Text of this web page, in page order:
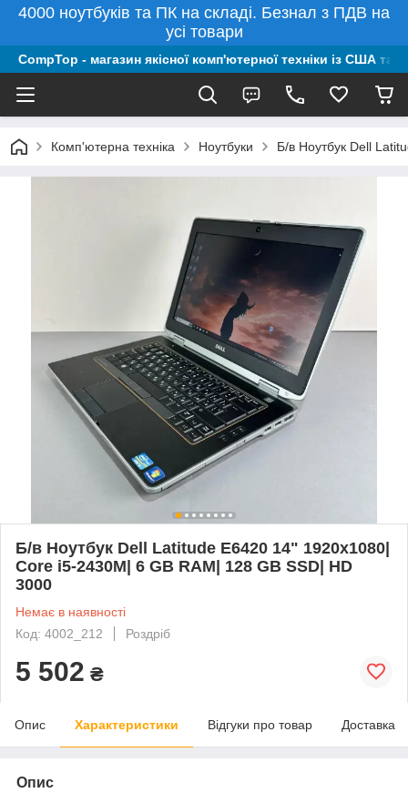
4000 ноутбуків та ПК на складі. Безнал з ПДВ на
усі товари
CompTop - магазин якісної комп'ютерної техніки із США та
Комп'ютерна техніка Ноутбуки Б/в Ноутбук Dell
Б/в Ноутбук Dell Latitude E6420 14" 1920x1080|
Core i5-2430M| 6 GB RAM| 128 GB SSD| HD
3000
Немає в наявності
Код: 4002_212
Роздріб
5 502 ₴
Опис Характеристики Відгуки про товар Доставка
Опис